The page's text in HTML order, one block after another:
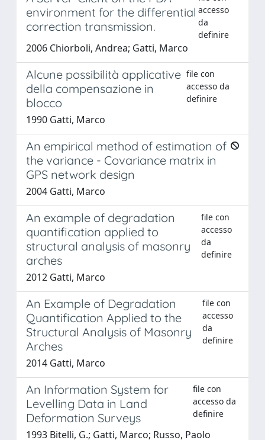
environment for the differential
correction transmission.
accesso
da
definire
2006 Chiorboli, Andrea; Gatti, Marco
Alcune possibilità applicative
della compensazione in
blocco
file con
accesso da
definire
1990 Gatti, Marco
An empirical method of estimation of
the variance - Covariance matrix in
GPS network design
2004 Gatti, Marco
An example of degradation
quantification applied to
structural analysis of masonry
arches
file con
accesso
da
definire
2012 Gatti, Marco
An Example of Degradation
Quantification Applied to the
Structural Analysis of Masonry
Arches
file con
accesso
da
definire
2014 Gatti, Marco
An Information System for
Levelling Data in Land
Deformation Surveys
file con
accesso da
definire
1993 Bitelli, G.; Gatti, Marco; Russo, Paolo